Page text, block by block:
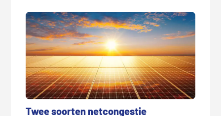
Twee soorten netcongestie